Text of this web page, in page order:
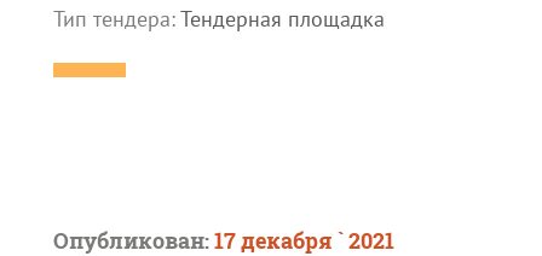
Тип тендера:Тендерная площадка
Опубликован:17 декабря ` 2021